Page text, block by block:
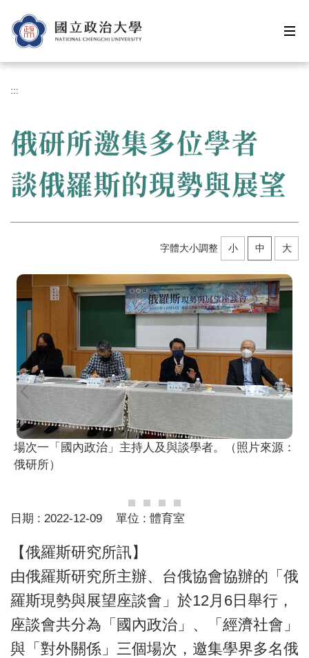
到
主
內
區
:::
俄研所邀集多位學者
談俄羅斯的現勢與展望
字體大小調整 小 中 大
場次一「國內政治」主持人及與談學者。（照片來源：
俄研所）
日期 : 2022-12-09 單位 : 體育室
【俄羅斯研究所訊】
由俄羅斯研究所主辦、台俄協會協辦的「俄
羅斯現勢與展望座談會」於12月6日舉行，
座談會共分為「國內政治」、「經濟社會」
與「對外關係」三個場次，邀集學界多名俄